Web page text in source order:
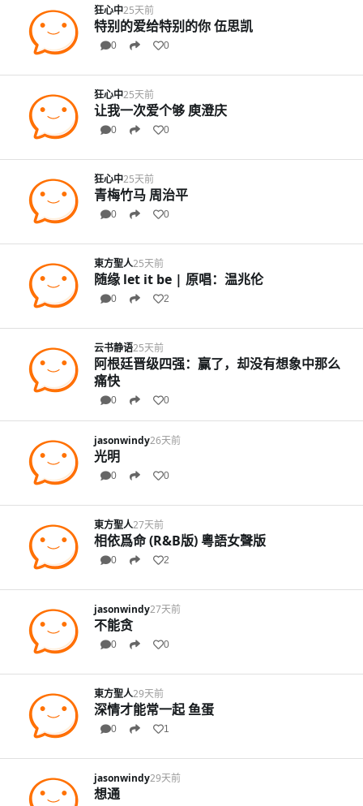
狂心中25天前
特别的爱给特别的你 伍思凯
0 0
狂心中25天前
让我一次爱个够 庾澄庆
0 0
狂心中25天前
青梅竹马 周治平
0 0
東方聖人25天前
随缘 let it be | 原唱：温兆伦
0 2
云书静语25天前
阿根廷晋级四强：赢了，却没有想象中那么
痛快
0 0
jasonwindy26天前
光明
0 0
東方聖人27天前
相依爲命 (R&B版) 粵語女聲版
0 2
jasonwindy27天前
不能贪
0 0
東方聖人29天前
深情才能常一起 鱼蛋
0 1
jasonwindy29天前
想通